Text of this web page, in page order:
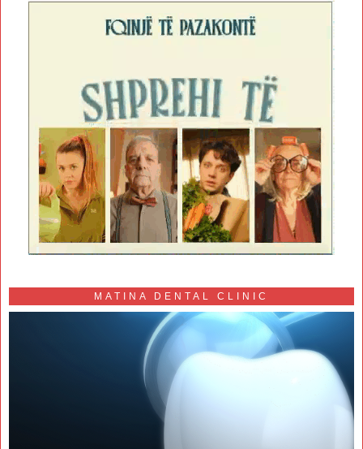
MATINA DENTAL CLINIC